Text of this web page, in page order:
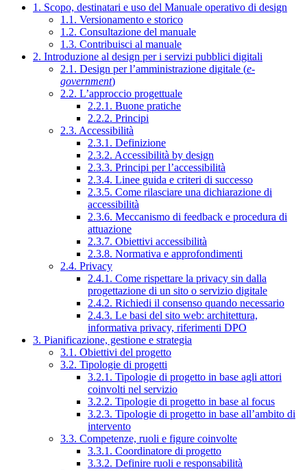
1. Scopo, destinatari e uso del Manuale operativo di design
1.1. Versionamento e storico
1.2. Consultazione del manuale
1.3. Contribuisci al manuale
2. Introduzione al design per i servizi pubblici digitali
2.1. Design per l’amministrazione digitale (e-
government)
2.2. L’approccio progettuale
2.2.1. Buone pratiche
2.2.2. Principi
2.3. Accessibilità
2.3.1. Definizione
2.3.2. Accessibilità by design
2.3.3. Principi per l’accessibilità
2.3.4. Linee guida e criteri di successo
2.3.5. Come rilasciare una dichiarazione di
accessibilità
2.3.6. Meccanismo di feedback e procedura di
attuazione
2.3.7. Obiettivi accessibilità
2.3.8. Normativa e approfondimenti
2.4. Privacy
2.4.1. Come rispettare la privacy sin dalla
progettazione di un sito o servizio digitale
2.4.2. Richiedi il consenso quando necessario
2.4.3. Le basi del sito web: architettura,
informativa privacy, riferimenti DPO
3. Pianificazione, gestione e strategia
3.1. Obiettivi del progetto
3.2. Tipologie di progetti
3.2.1. Tipologie di progetto in base agli attori
coinvolti nel servizio
3.2.2. Tipologie di progetto in base al focus
3.2.3. Tipologie di progetto in base all’ambito di
intervento
3.3. Competenze, ruoli e figure coinvolte
3.3.1. Coordinatore di progetto
3.3.2. Definire ruoli e responsabilità